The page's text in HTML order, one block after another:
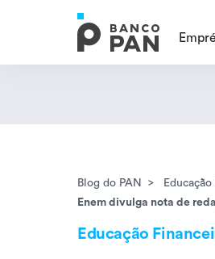
Empréstimo com
Blog do PAN
Enem divulga nota de
Educação